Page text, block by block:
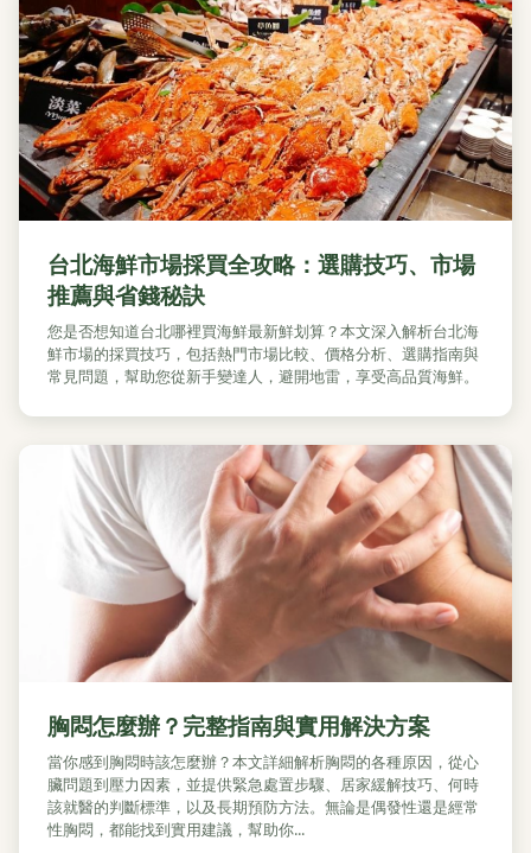
台北海鮮市場採買全攻略：選購技巧、市場
推薦與省錢秘訣
您是否想知道台北哪裡買海鮮最新鮮划算？本文深入解析台北海
鮮市場的採買技巧，包括熱門市場比較、價格分析、選購指南與
常見問題，幫助您從新手變達人，避開地雷，享受高品質海鮮。
胸悶怎麼辦？完整指南與實用解決方案
當你感到胸悶時該怎麼辦？本文詳細解析胸悶的各種原因，從心
臟問題到壓力因素，並提供緊急處置步驟、居家緩解技巧、何時
該就醫的判斷標準，以及長期預防方法。無論是偶發性還是經常
性胸悶，都能找到實用建議，幫助你...